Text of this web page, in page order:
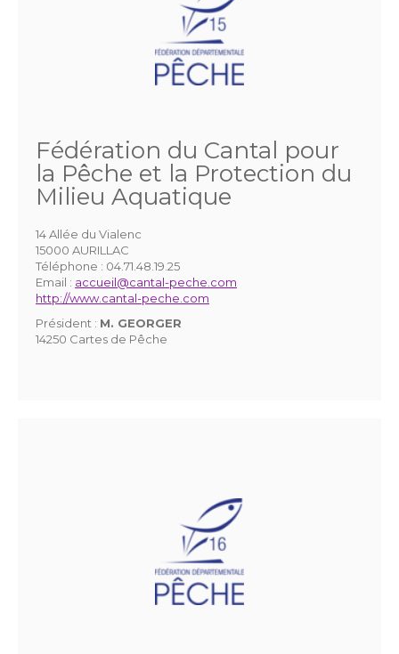
Fédération du Cantal pour
la Pêche et la Protection du
Milieu Aquatique
14 Allée du Vialenc
15000 AURILLAC
Téléphone : 04.71.48.19.25
Email : accueil@cantal-peche.com
http://www.cantal-peche.com
Président : M. GEORGER
14250 Cartes de Pêche